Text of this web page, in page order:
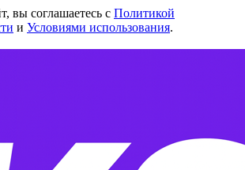
вы соглашаетесь с Политикой
и Условиями использования.